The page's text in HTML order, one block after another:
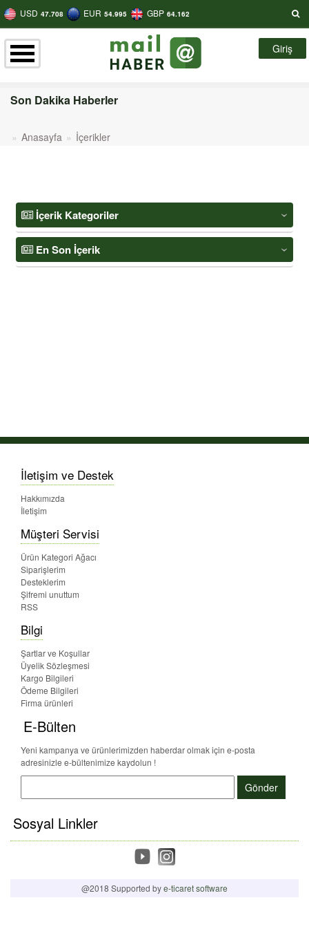
USD 47.708 EUR 54.995 GBP 64.162
Giriş
Son Dakika Haberler
Anasayfa İçerikler
İçerik Kategoriler ‹
En Son İçerik ‹
İletişim ve Destek
Hakkımızda
İletişim
Müşteri Servisi
Ürün Kategori Ağacı
Siparişlerim
Desteklerim
Şifremi unuttum
RSS
Bilgi
Şartlar ve Koşullar
Üyelik Sözleşmesi
Kargo Bilgileri
Ödeme Bilgileri
Firma ürünleri
E-Bülten
Yeni kampanya ve ürünlerimizden haberdar olmak için e-posta
adresinizle e-bültenimize kaydolun !
Gönder
Sosyal Linkler
@2018 Supported bye-ticaret software